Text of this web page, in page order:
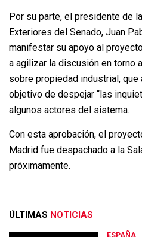
Por su parte, el presidente de
Exteriores del Senado, Juan
manifestar su apoyo al
a agilizar la discusión en torno
sobre propiedad industrial, que
objetivo de despejar “las
algunos actores del sistema.
Con esta aprobación, el
Madrid fue despachado a la
próximamente.
ÚLTIMAS NOTICIAS
ESPAÑA